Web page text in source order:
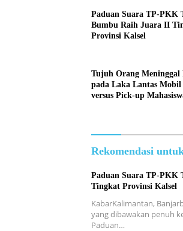
Paduan Suara TP-PKK
Bumbu Raih Juara II
Provinsi Kalsel
Tujuh Orang Meninggal
pada Laka Lantas Mobil
versus Pick-up
Rekomendasi
Paduan Suara TP-PKK
Tingkat Provinsi Kalsel
KabarKalimantan,
yang dibawakan penuh
Paduan…